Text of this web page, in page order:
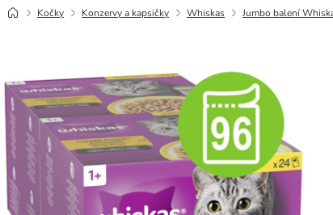
Kočky Konzervy a kapsičky Whiskas Jumbo balení